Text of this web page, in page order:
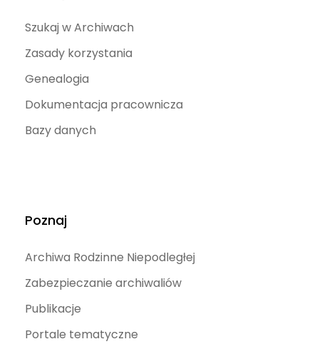
Szukaj w Archiwach
Zasady korzystania
Genealogia
Dokumentacja pracownicza
Bazy danych
Poznaj
Archiwa Rodzinne Niepodległej
Zabezpieczanie archiwaliów
Publikacje
Portale tematyczne